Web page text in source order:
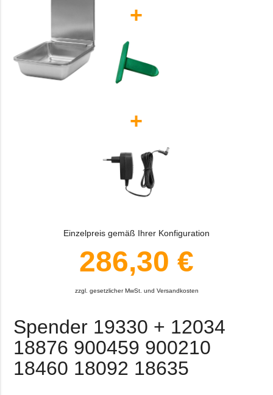
+
+
Einzelpreis gemäß Ihrer Konfiguration
286,30 €
zzgl. gesetzlicher MwSt. und Versandkosten
Spender 19330 + 12034
18876 900459 900210
18460 18092 18635